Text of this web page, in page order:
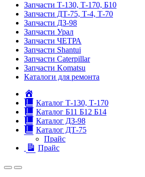
Запчасти Т-130, Т-170, Б10
Запчасти ДТ-75, Т-4, Т-70
Запчасти ДЗ-98
Запчасти Урал
Запчасти ЧЕТРА
Запчасти Shantui
Запчасти Caterpillar
Запчасти Komatsu
Каталоги для ремонта
Каталог Т-130, Т-170
Каталог Б11 Б12 Б14
Каталог ДЗ-98
Каталог ДТ-75
Прайс
Прайс